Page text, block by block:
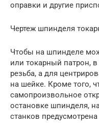
оправки и другие
Чертеж шпинделя
Чтобы на шпинделе
или токарный патрон,
резьба, а для
на шейке. Кроме того,
самопроизвольное
остановке шпинделя,
станков